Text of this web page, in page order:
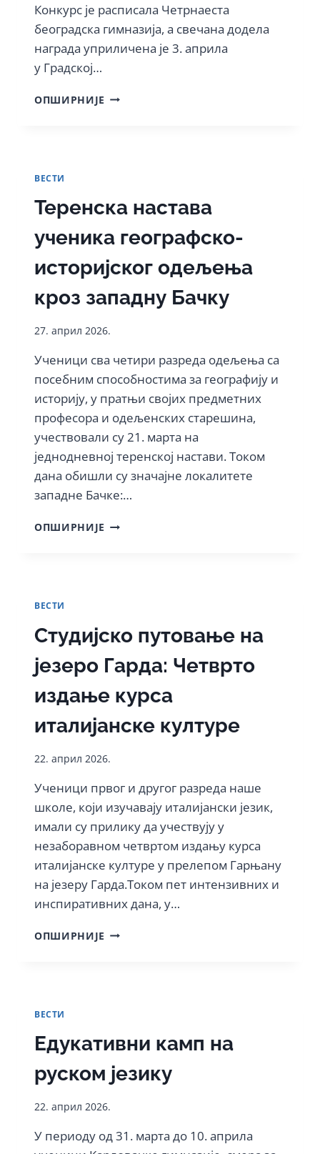
Конкурс је расписала Четрнаеста
београдска гимназија, а свечана додела
награда уприличена је 3. априла
у Градској…
ОПШИРНИЈЕ ЛИТЕРАРНИ
У
ЧАСТ“
ВЕСТИ
Теренска настава
ученика географско-
историјског одељења
кроз западну Бачку
27. април 2026.
Ученици сва четири разреда одељења са
посебним способностима за географију и
историју, у пратњи својих предметних
професора и одељенских старешина,
учествовали су 21. марта на
једнодневној теренској настави. Током
дана обишли су значајне локалитете
западне Бачке:…
ОПШИРНИЈЕ ТЕРЕНСКА
ЗАПАДНУ
БАЧКУ
ВЕСТИ
Студијско путовање на
језеро Гарда: Четврто
издање курса
италијанске културе
22. април 2026.
Ученици првог и другог разреда наше
школе, који изучавају италијански језик,
имали су прилику да учествују у
незаборавном четвртом издању курса
италијанске културе у прелепом Гарњану
на језеру Гарда.Током пет интензивних и
инспиративних дана, у…
ОПШИРНИЈЕ СТУДИЈСКО
КУРСА
ИТАЛИЈАНСКЕ
КУЛТУРЕ
ВЕСТИ
Едукативни камп на
руском језику
22. април 2026.
У периоду од 31. марта до 10. априла